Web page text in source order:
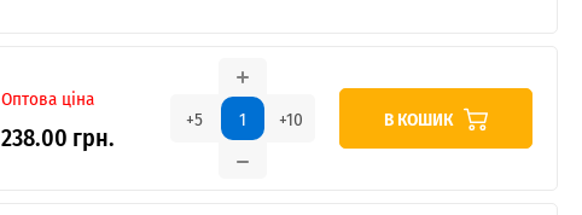
Оптова ціна
238.00 грн. +5 +10 В КОШИК